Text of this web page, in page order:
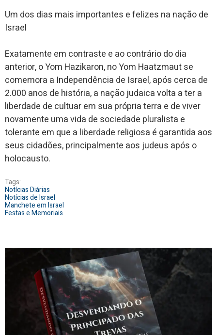
Um dos dias mais importantes e felizes na nação de
Israel
Exatamente em contraste e ao contrário do dia
anterior, o Yom Hazikaron, no Yom Haatzmaut se
comemora a Independência de Israel, após cerca de
2.000 anos de história, a nação judaica volta a ter a
liberdade de cultuar em sua própria terra e de viver
novamente uma vida de sociedade pluralista e
tolerante em que a liberdade religiosa é garantida aos
seus cidadões, principalmente aos judeus após o
holocausto.
Tags:
Notícias Diárias
Notícias de Israel
Manchete em Israel
Festas e Memoriais